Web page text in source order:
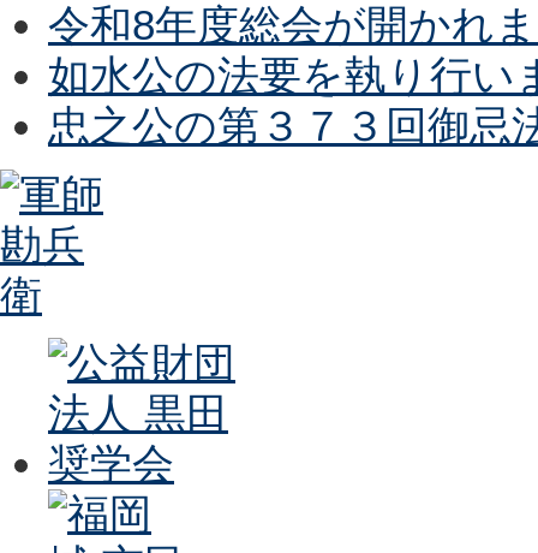
令和8年度総会が開かれ
如水公の法要を執り行い
忠之公の第３７３回御忌